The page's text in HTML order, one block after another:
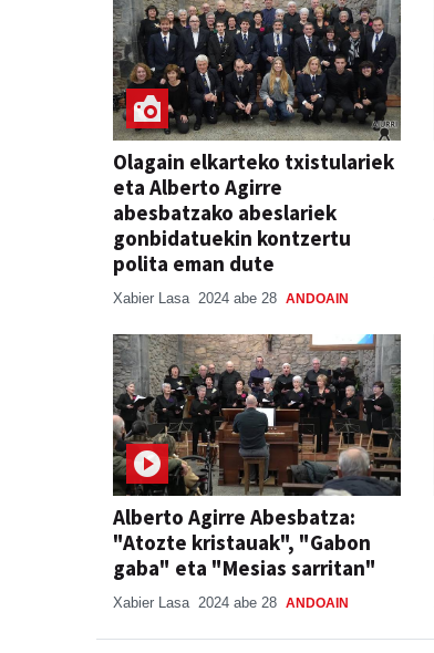
Olagain elkarteko txistulariek
eta Alberto Agirre
abesbatzako abeslariek
gonbidatuekin kontzertu
polita eman dute
Xabier Lasa 2024 abe 28 ANDOAIN
Alberto Agirre Abesbatza:
"Atozte kristauak", "Gabon
gaba" eta "Mesias sarritan"
Xabier Lasa 2024 abe 28 ANDOAIN